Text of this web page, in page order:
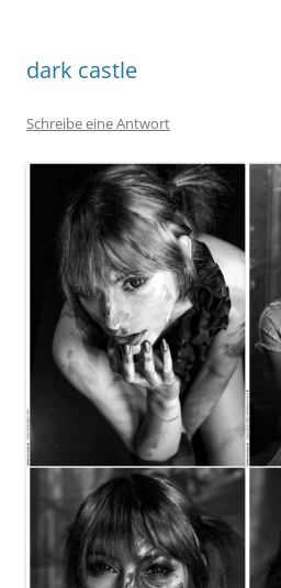
dark castle
Schreibe eine Antwort